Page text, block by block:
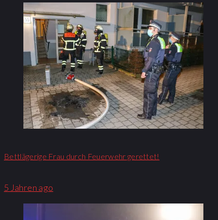
Bettlägerige Frau durch Feuerwehr gerettet!
5 Jahren ago